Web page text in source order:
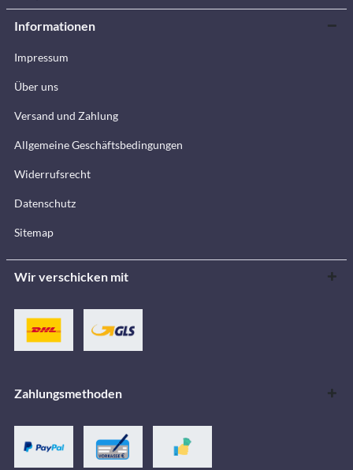
Informationen
Impressum
Über uns
Versand und Zahlung
Allgemeine Geschäftsbedingungen
Widerrufsrecht
Datenschutz
Sitemap
Wir verschicken mit
Zahlungsmethoden